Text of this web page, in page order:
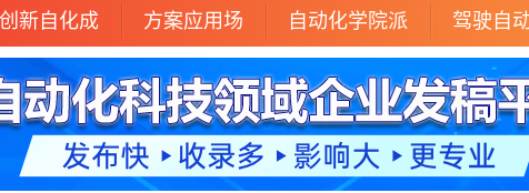
创新自化成 方案应用场 自动化学院派 驾驶自